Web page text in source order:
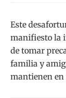
Este
manifiesto la
de tomar
familia y
mantienen en